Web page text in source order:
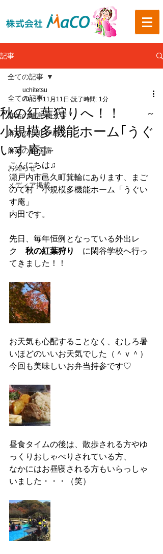
記事
全ての記事
麻姑の離宮 西大寺
麻姑の小町 伊島
麻姑の雅 国富
お知らせ
メディア掲載
全ての記事
秋の紅葉狩りへ！！ ~
小規模多機能ホーム｢うぐ
いす庵｣~
uchitetsu
2015年11月11日 読了時間: 1分
こんにちは♫
瀬戸内市邑久町箕輪にあります、まご
のて村　小規模多機能ホーム「うぐい
す庵」
内田です。
先日、毎年恒例となっている外出レ
ク 秋の紅葉狩り に閑谷学校へ行っ
てきました！！
お天気も心配することなく、むしろ暑
いほどのいいお天気でした（＾ｖ＾）
今回も美味しいお弁当持参です♡
昼食タイムの後は、散歩される方やゆ
っくりおしゃべりされている方、
なかにはお昼寝される方もいらっしゃ
いました・・・（笑）